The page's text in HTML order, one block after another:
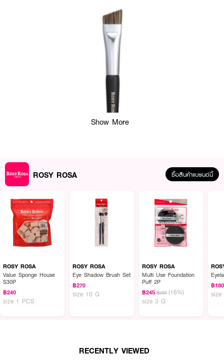
ผลลัพธ์ที่ได้ :
Rosy Rosa Double Eyebrow Brush Smudge Type
แปรงเขียนคิ้วแบบสองหัว
• แปรงเขียนคิ้วแบบสองหัวดีไซน์เฉียง
• หัวแปรงแบบปลายตัดช่วยให้สร้างโครงคิ้วได้ง่าย มีมิติ และช่วยเกลี่ยสีคิ้วได้อย่าง
เป็นธรรมชาติ
Show More
ROSY ROSA ซื้อสินค้าแบรนด์นี้
ROSY ROSA
Value Sponge House
S30P
฿240
size 1 PCS
ROSY ROSA
Eye Shadow Brush Set
฿270
size 10 G
ROSY ROSA
Multi Use Foundation
Puff 2P
฿245 ฿290 (16%)
size 3 G
฿180
size
RECENTLY VIEWED